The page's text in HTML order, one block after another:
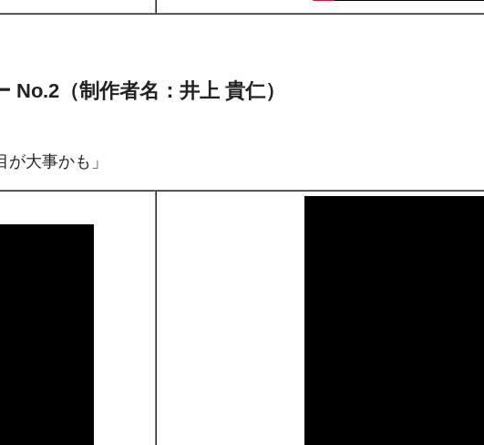
No.2（制作者名：井上 貴仁）
が大事かも」